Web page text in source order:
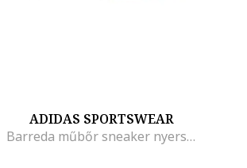
ADIDAS SPORTSWEAR
Barreda műbőr sneaker nyersbőr részletekkel, Fehér/Barna/Világosszürke